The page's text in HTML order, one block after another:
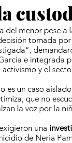
menor pese a
tomada
e integrada
y el
es un caso
que no
la voz por la
una
de Neria